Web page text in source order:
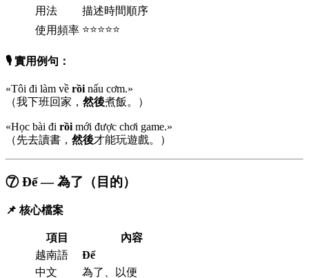
用法
描述時間順序
使用頻率 ⭐⭐⭐⭐⭐
🎙️ 實用例句：
«Tôi đi làm về rồi nấu cơm.»
（我下班回家， 然後煮飯。）
«Học bài đi rồi mới được chơi game.»
（先去讀書， 然後才能玩遊戲。）
⑦ Để — 為了（目的）
📌 核心檔案
項目
內容
越南語
Để
中文
為了、以便